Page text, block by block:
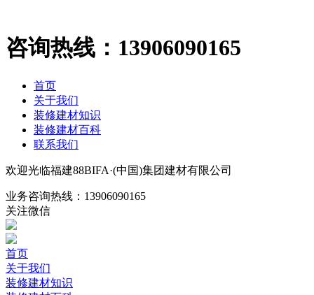
咨询热线： 13906090165
首页
关于我们
装修建材知识
装修建材百科
联系我们
欢迎光临福建88BIFA·(中国)集团建材有限公司
业务咨询热线： 13906090165
关注微信
首页
关于我们
装修建材知识